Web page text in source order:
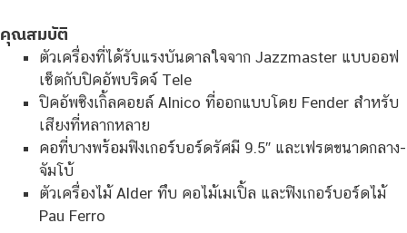
คุณสมบัติ
ตัวเครื่องที่ได้รับแรงบันดาลใจจาก Jazzmaster แบบออฟ
เซ็ตกับปิคอัพบริดจ์ Tele
ปิคอัพซิงเกิ้ลคอยล์ Alnico ที่ออกแบบโดย Fender สำหรับ
เสียงที่หลากหลาย
คอที่บางพร้อมฟิงเกอร์บอร์ดรัศมี 9.5″ และเฟรตขนาดกลาง-
จัมโบ้
ตัวเครื่องไม้ Alder ทึบ คอไม้เมเปิ้ล และฟิงเกอร์บอร์ดไม้
Pau Ferro